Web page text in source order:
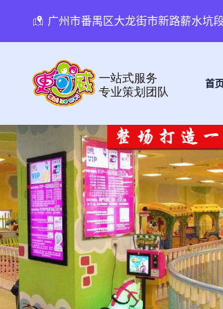
广州市番禺区大龙街市新路薪水坑
首